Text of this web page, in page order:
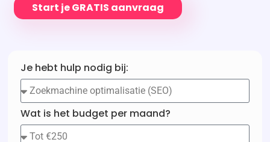
Start je GRATIS aanvraag
Je hebt hulp nodig bij:
Wat is het budget per maand?